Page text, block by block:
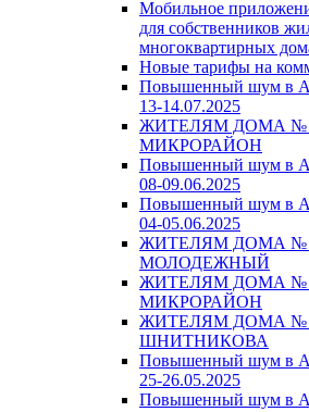
Мобильное
для собственников
многоквартирных
Новые тарифы на
Повышенный шум в
13-14.07.2025
ЖИТЕЛЯМ ДОМА №
МИКРОРАЙОН
Повышенный шум в
08-09.06.2025
Повышенный шум в
04-05.06.2025
ЖИТЕЛЯМ ДОМА №
МОЛОДЕЖНЫЙ
ЖИТЕЛЯМ ДОМА №
МИКРОРАЙОН
ЖИТЕЛЯМ ДОМА №
ШНИТНИКОВА
Повышенный шум в
25-26.05.2025
Повышенный шум в